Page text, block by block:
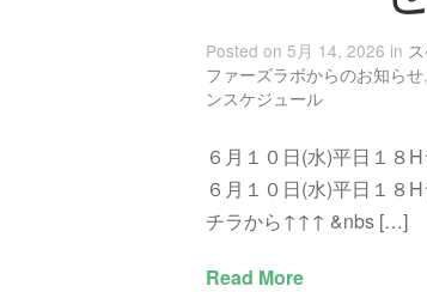
Posted on 5月 14, 2026 in
ファーズラボからのお知らせ,
ンスケジュール
６月１０日(水)平日１
６月１０日(水)平日１８
チラから↑↑↑ &nbs […]
Read More